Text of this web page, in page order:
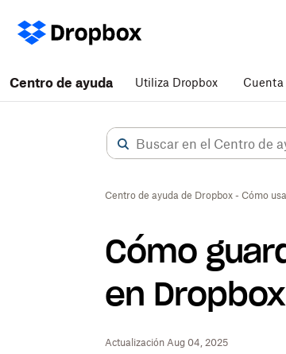
Centro de ayuda Utiliza Dropbox Cuenta
Centro de ayuda de Dropbox - Cómo
Cómo
en Dropbox
Actualización Aug 04, 2025